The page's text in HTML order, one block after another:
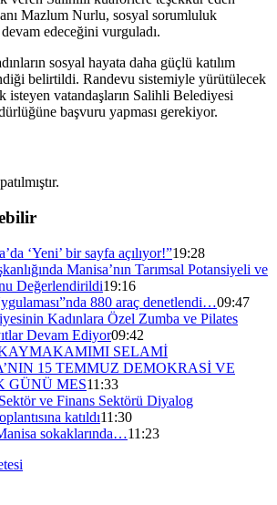
Mazlum Nurlu, sosyal sorumluluk
devam edeceğini vurguladı.
sosyal hayata daha güçlü katılım
belirtildi. Randevu sistemiyle yürütülecek
isteyen vatandaşların Salihli Belediyesi
başvuru yapması gerekiyor.
‘Yeni’ bir sayfa açılıyor!”19:28
Manisa’nın Tarımsal Potansiyeli ve
Değerlendirildi19:16
880 araç denetlendi…09:47
Kadınlara Özel Zumba ve Pilates
Devam Ediyor09:42
SELAMİ
15 TEMMUZ DEMOKRASİ VE
GÜNÜ MES11:33
ve Finans Sektörü Diyalog
katıldı11:30
sokaklarında…11:23